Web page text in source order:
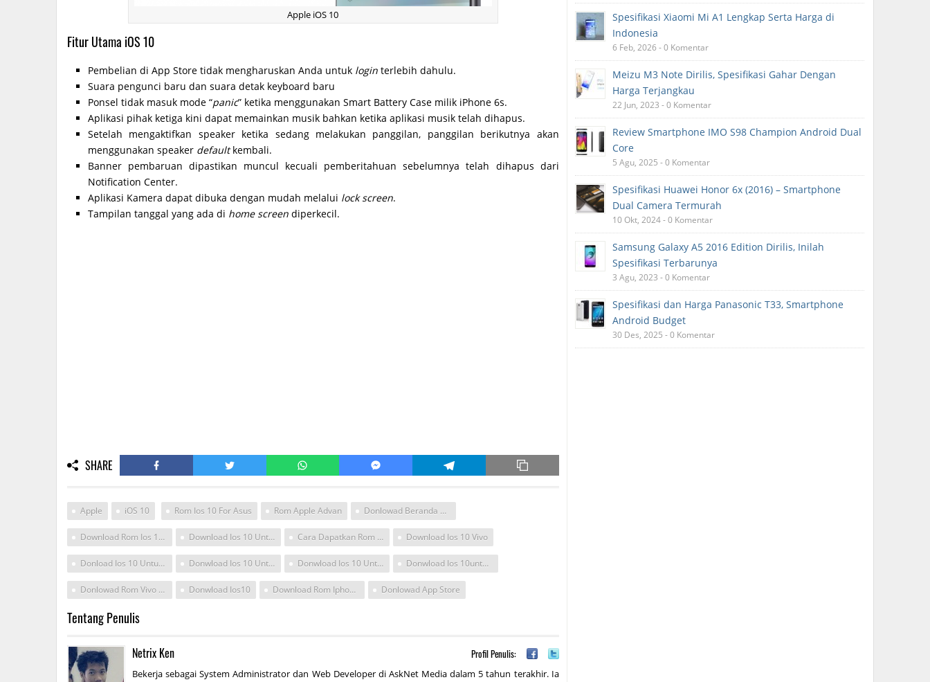
Apple iOS 10
Fitur Utama iOS 10
Pembelian di App Store tidak mengharuskan Anda untuk login terlebih dahulu.
Suara pengunci baru dan suara detak keyboard baru
Ponsel tidak masuk mode “panic” ketika menggunakan Smart Battery Case milik iPhone 6s.
Aplikasi pihak ketiga kini dapat memainkan musik bahkan ketika aplikasi musik telah dihapus.
Setelah mengaktifkan speaker ketika sedang melakukan panggilan, panggilan berikutnya akan
menggunakan speaker defaultkembali.
Banner pembaruan dipastikan muncul kecuali pemberitahuan sebelumnya telah dihapus dari
Notification Center.
Aplikasi Kamera dapat dibuka dengan mudah melalui lock screen.
Tampilan tanggal yang ada di home screen diperkecil.
SHARE
Apple iOS 10 Rom Ios 10 For Asus Rom Apple Advan Donlowad Beranda Apple
Download Rom Ios 10 For Asus Download Ios 10 Untuk Vivo Cara Dapatkan Rom Ios 10 Download Ios 10 Vivo
Donload Ios 10 Untuk Vivo Donwload Ios 10 Untuk Hpe Viv9 Donwload Ios 10 Untuk Hape Vivo Donwload Ios 10untuk Hape Vivo
Donlowad Rom Vivo For Galaxy Core 2 Donwload Ios10 Download Rom Iphone Ios 10 Donlowad App Store
Tentang Penulis
Netrix Ken Profil Penulis:
Bekerja sebagai System Administrator dan Web Developer di AskNet Media dalam 5 tahun terakhir. Ia
Spesifikasi Xiaomi Mi A1 Lengkap Serta Harga di
Indonesia
6 Feb, 2026 - 0 Komentar
Meizu M3 Note Dirilis, Spesifikasi Gahar Dengan
Harga Terjangkau
22 Jun, 2023 - 0 Komentar
Review Smartphone IMO S98 Champion Android Dual
Core
5 Agu, 2025 - 0 Komentar
Spesifikasi Huawei Honor 6x (2016) – Smartphone
Dual Camera Termurah
10 Okt, 2024 - 0 Komentar
Samsung Galaxy A5 2016 Edition Dirilis, Inilah
Spesifikasi Terbarunya
3 Agu, 2023 - 0 Komentar
Spesifikasi dan Harga Panasonic T33, Smartphone
Android Budget
30 Des, 2025 - 0 Komentar